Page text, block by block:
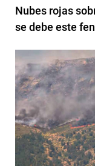
Nubes rojas
se debe este